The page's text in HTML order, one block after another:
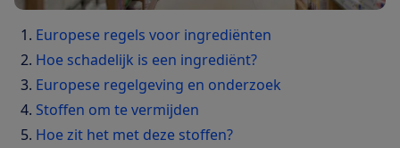
Europese regels voor ingrediënten
Hoe schadelijk is een ingrediënt?
Europese regelgeving en onderzoek
Stoffen om te vermijden
Hoe zit het met deze stoffen?